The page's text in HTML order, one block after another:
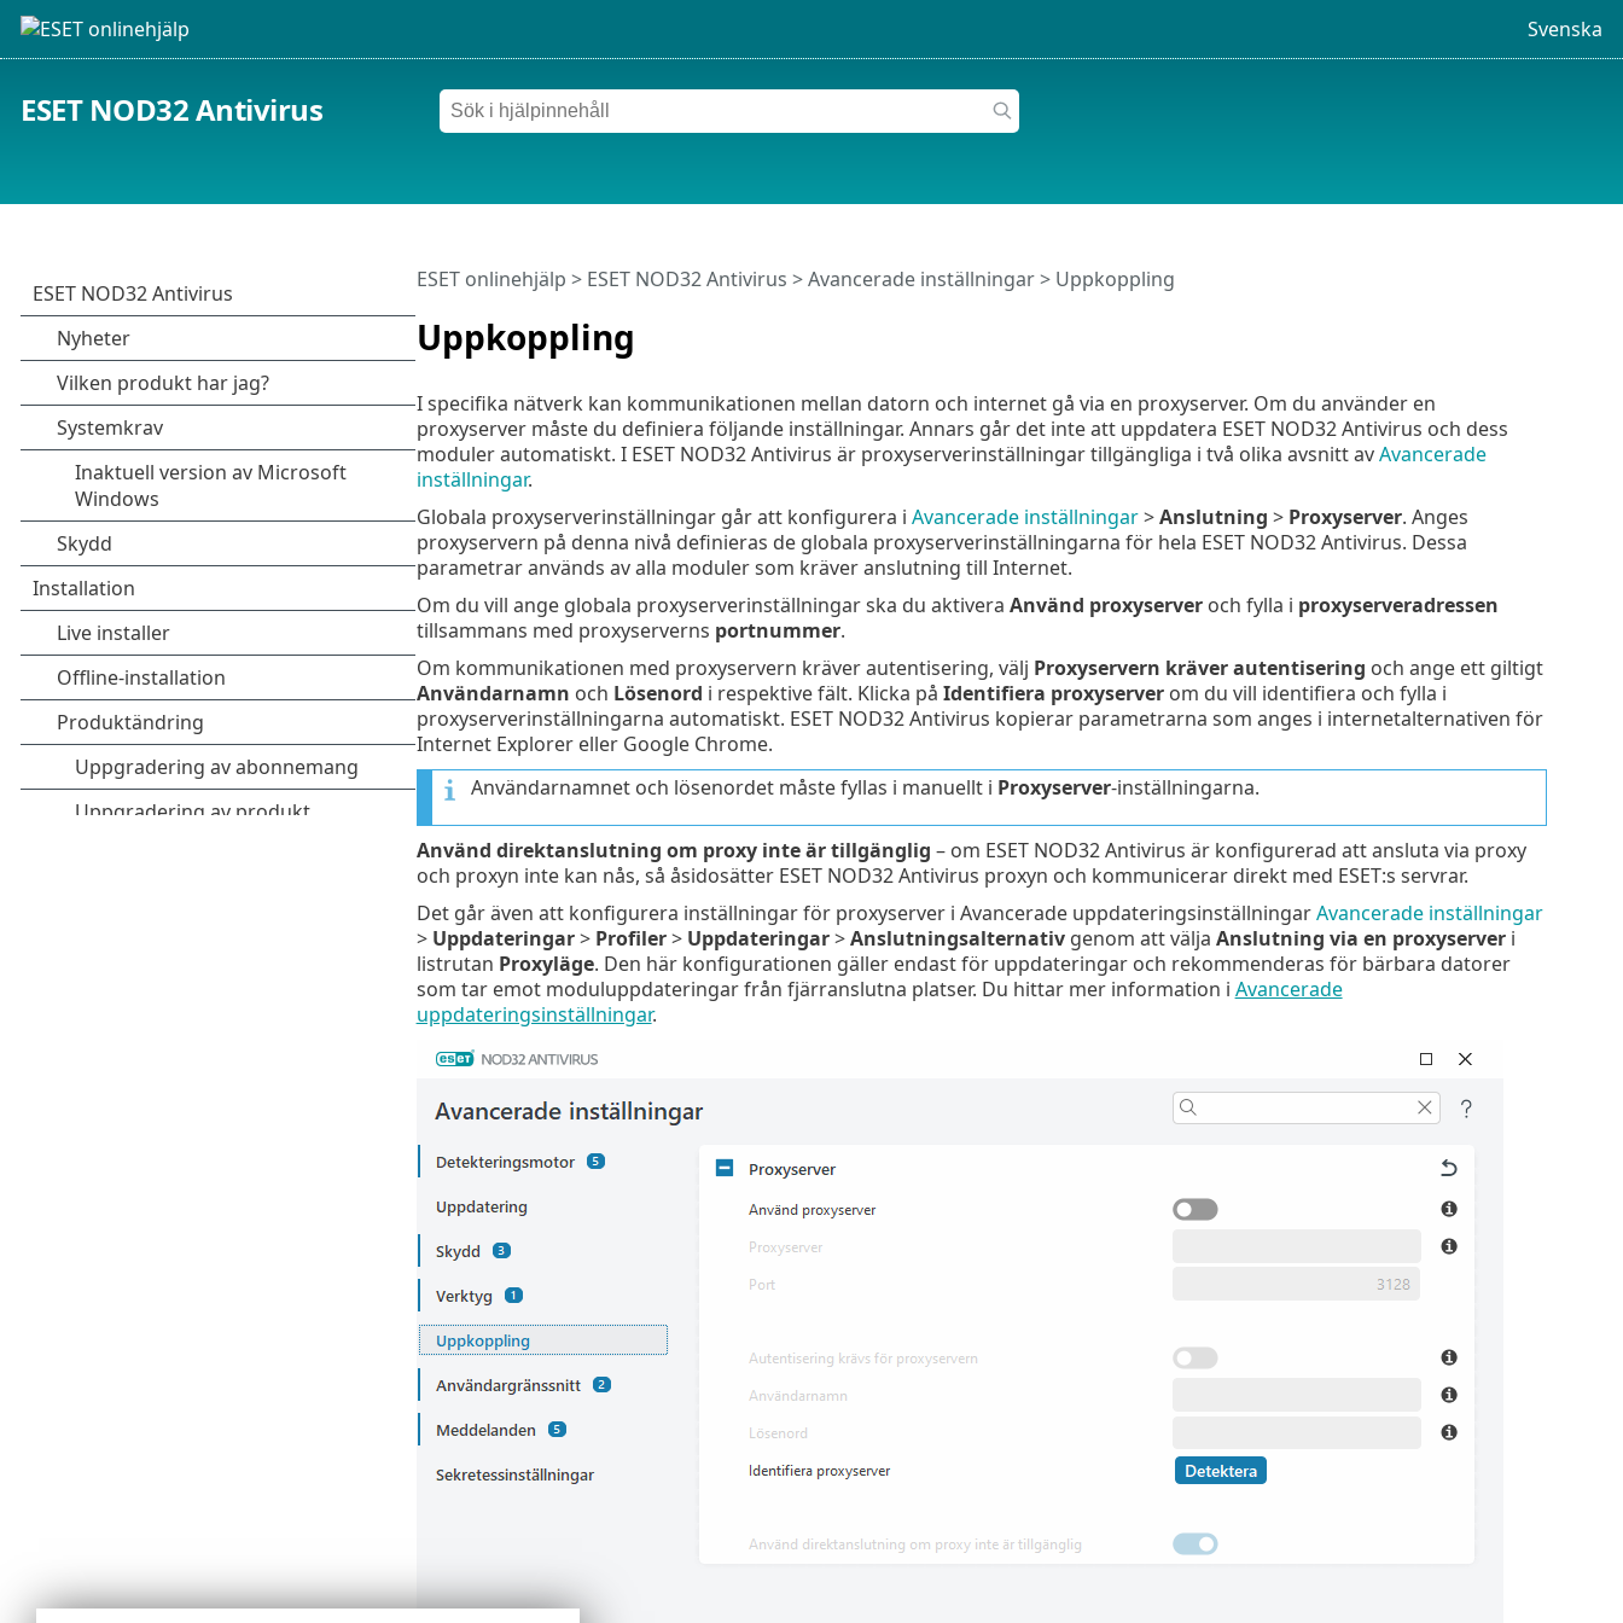
Svenska
ESET NOD32 Antivirus
Uppkoppling
ESET onlinehjälp > ESET NOD32 Antivirus >Avancerade inställningar> Uppkoppling
I specifika nätverk kan kommunikationen mellan datorn och internet gå via en proxyserver. Om du använder en
proxyserver måste du definiera följande inställningar. Annars går det inte att uppdatera ESET NOD32 Antivirus och dess
moduler automatiskt. I ESET NOD32 Antivirus är proxyserverinställningar tillgängliga i två olika avsnitt avAvancerade
inställningar.
Globala proxyserverinställningar går att konfigurera i Avancerade inställningar>Anslutning > Proxyserver. Anges
proxyservern på denna nivå definieras de globala proxyserverinställningarna för hela ESET NOD32 Antivirus. Dessa
parametrar används av alla moduler som kräver anslutning till Internet.
Om du vill ange globala proxyserverinställningar ska du aktivera Använd proxyserveroch fylla i proxyserveradressen
tillsammans med proxyserverns portnummer.
Om kommunikationen med proxyservern kräver autentisering, välj Proxyservern kräver autentisering och ange ett giltigt
Användarnamn och Lösenord i respektive fält. Klicka på Identifiera proxyserverom du vill identifiera och fylla i
proxyserverinställningarna automatiskt. ESET NOD32 Antivirus kopierar parametrarna som anges i internetalternativen för
Internet Explorer eller Google Chrome.
Användarnamnet och lösenordet måste fyllas i manuellt i Proxyserver-inställningarna.
Använd direktanslutning om proxy inte är tillgänglig – om ESET NOD32 Antivirus är konfigurerad att ansluta via proxy
och proxyn inte kan nås, så åsidosätter ESET NOD32 Antivirus proxyn och kommunicerar direkt med ESET:s servrar.
Det går även att konfigurera inställningar för proxyserver i Avancerade uppdateringsinställningarAvancerade inställningar
> Uppdateringar> Profiler> Uppdateringar>Anslutningsalternativgenom att välja Anslutning via en proxyserveri
listrutan Proxyläge. Den här konfigurationen gäller endast för uppdateringar och rekommenderas för bärbara datorer
som tar emot moduluppdateringar från fjärranslutna platser. Du hittar mer information i Avancerade
uppdateringsinställningar.